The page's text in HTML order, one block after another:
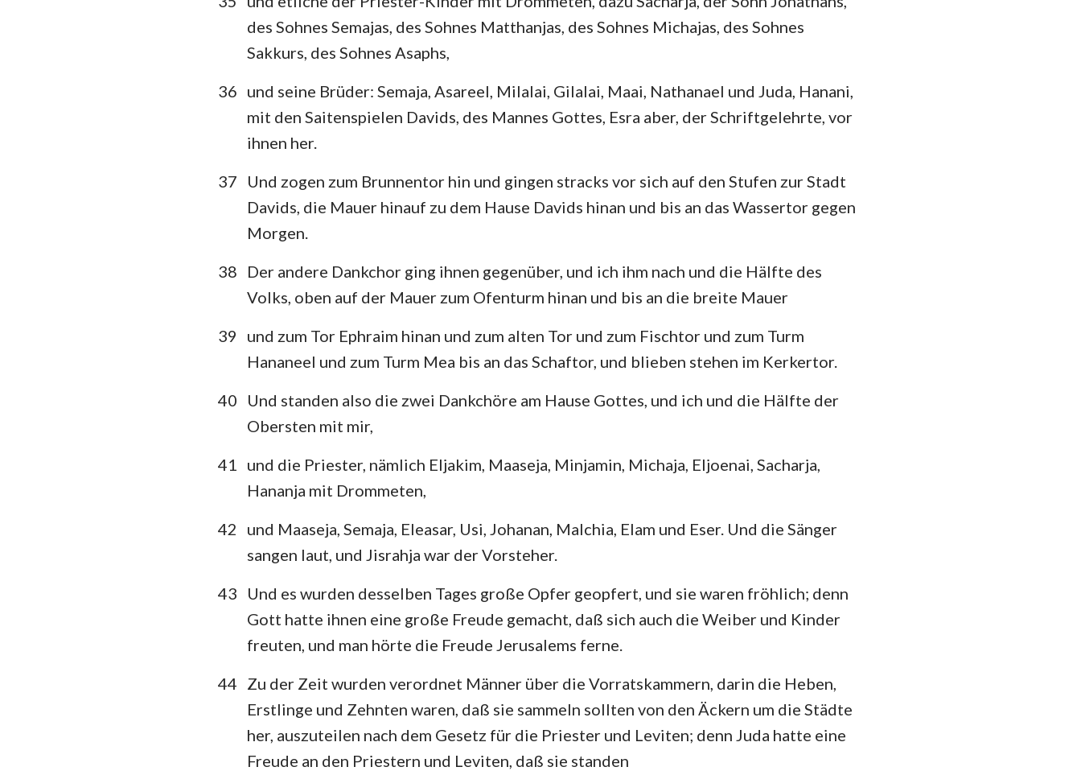
des Sohnes Semajas, des Sohnes Matthanjas, des Sohnes Michajas, des Sohnes
Sakkurs, des Sohnes Asaphs,
36 und seine Brüder: Semaja, Asareel, Milalai, Gilalai, Maai, Nathanael und Juda, Hanani,
mit den Saitenspielen Davids, des Mannes Gottes, Esra aber, der Schriftgelehrte, vor
ihnen her.
37
Und zogen zum Brunnentor hin und gingen stracks vor sich auf den Stufen zur Stadt
Davids, die Mauer hinauf zu dem Hause Davids hinan und bis an das Wassertor gegen
Morgen.
38
Der andere Dankchor ging ihnen gegenüber, und ich ihm nach und die Hälfte des
Volks, oben auf der Mauer zum Ofenturm hinan und bis an die breite Mauer
39
und zum Tor Ephraim hinan und zum alten Tor und zum Fischtor und zum Turm
Hananeel und zum Turm Mea bis an das Schaftor, und blieben stehen im Kerkertor.
40
Und standen also die zwei Dankchöre am Hause Gottes, und ich und die Hälfte der
Obersten mit mir,
41 und die Priester, nämlich Eljakim, Maaseja, Minjamin, Michaja, Eljoenai, Sacharja,
Hananja mit Drommeten,
42
und Maaseja, Semaja, Eleasar, Usi, Johanan, Malchia, Elam und Eser. Und die Sänger
sangen laut, und Jisrahja war der Vorsteher.
43
Und es wurden desselben Tages große Opfer geopfert, und sie waren fröhlich; denn
Gott hatte ihnen eine große Freude gemacht, daß sich auch die Weiber und Kinder
freuten, und man hörte die Freude Jerusalems ferne.
44 Zu der Zeit wurden verordnet Männer über die Vorratskammern, darin die Heben,
Erstlinge und Zehnten waren, daß sie sammeln sollten von den Äckern um die Städte
her, auszuteilen nach dem Gesetz für die Priester und Leviten; denn Juda hatte eine
Freude an den Priestern und Leviten, daß sie standen